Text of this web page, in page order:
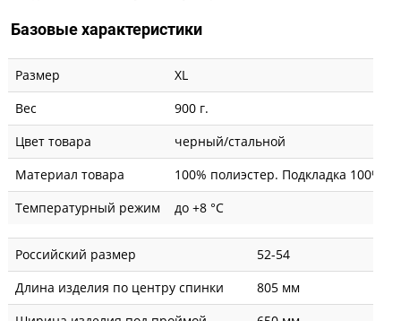
Базовые характеристики
Размер
XL
Вес
900 г.
Цвет товара
черный/стальной
Материал товара
100% полиэстер. Подкладка 100%
Температурный режим
до +8 °C
Российский размер
52-54
Длина изделия по центру спинки
805 мм